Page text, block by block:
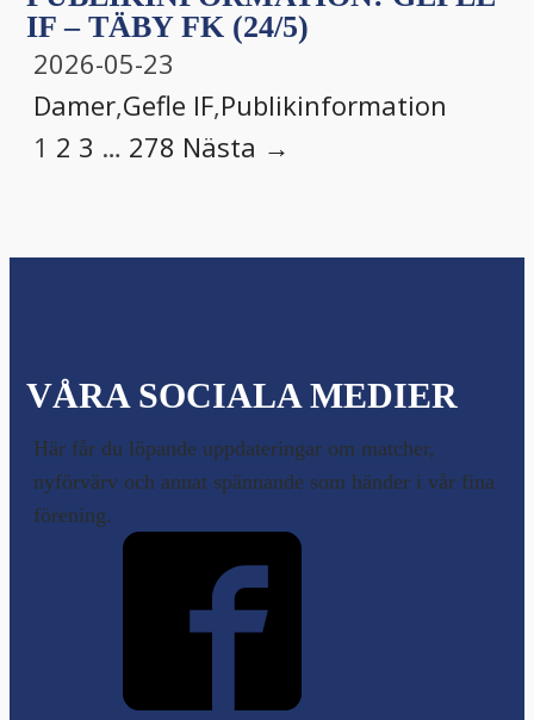
IF – TÄBY FK (24/5)
2026-05-23
Damer,Gefle IF,Publikinformation
1 2 3 … 278 Nästa →
VÅRA SOCIALA MEDIER
Här får du löpande uppdateringar om matcher,
nyförvärv och annat spännande som händer i vår fina
förening.